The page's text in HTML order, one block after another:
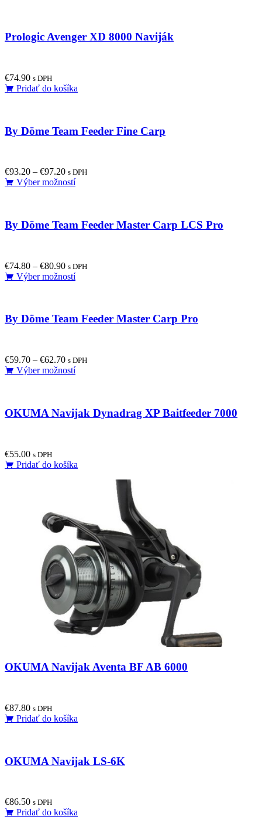
variants.
The
chosen
page
Prologic Avenger XD 8000 Naviják
€74.90 s DPH
Pridať do košíka
By Döme Team Feeder Fine Carp
€93.20 – €97.20 s DPH
Výber možnostíThis
variants.
be
chosen
page
By Döme Team Feeder Master Carp LCS Pro
€74.80 – €80.90 s DPH
Výber možnostíThis
variants.
be
chosen
page
By Döme Team Feeder Master Carp Pro
€59.70 – €62.70 s DPH
Výber možnostíThis
variants.
The
chosen
OKUMA Navijak Dynadrag XP Baitfeeder 7000
€55.00 s DPH
Pridať do košíka
OKUMA Navijak Aventa BF AB 6000
€87.80 s DPH
Pridať do košíka
OKUMA Navijak LS-6K
€86.50 s DPH
Pridať do košíka